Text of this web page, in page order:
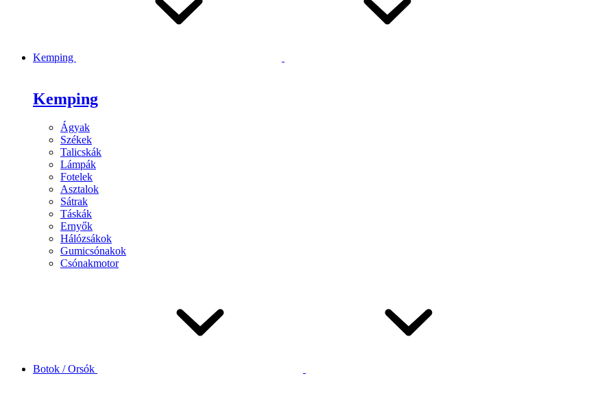
Kemping
Kemping
Ágyak
Székek
Talicskák
Lámpák
Fotelek
Asztalok
Sátrak
Táskák
Ernyők
Hálózsákok
Gumicsónakok
Csónakmotor
Botok / Orsók